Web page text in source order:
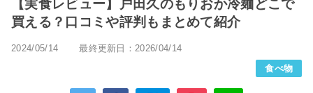
【実食レビュー】戸田久のもりおか冷麺どこで
買える？口コミや評判もまとめて紹介
2024/05/14
最終更新日：2026/04/14
食べ物